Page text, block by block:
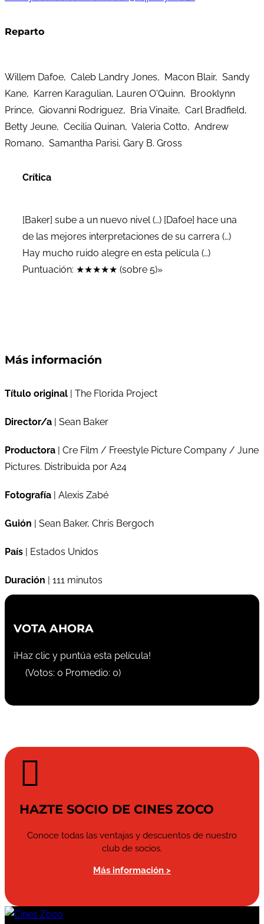
Reparto
Willem Dafoe, Caleb Landry Jones, Macon Blair, Sandy
Kane, Karren Karagulian, Lauren O'Quinn, Brooklynn
Prince, Giovanni Rodriguez, Bria Vinaite, Carl Bradfield,
Betty Jeune, Cecilia Quinan, Valeria Cotto, Andrew
Romano, Samantha Parisi, Gary B. Gross
Crítica
[Baker] sube a un nuevo nivel (…) [Dafoe] hace una
de las mejores interpretaciones de su carrera (…)
Hay mucho ruido alegre en esta película (…)
Puntuación: ★★★★★ (sobre 5)»
Más información
Título original | The Florida Project
Director/a | Sean Baker
Productora | Cre Film / Freestyle Picture Company / June
Pictures. Distribuida por A24
Fotografía | Alexis Zabé
Guión | Sean Baker, Chris Bergoch
País | Estados Unidos
Duración | 111 minutos
VOTA AHORA
¡Haz clic y puntúa esta película!
(Votos: 0 Promedio: 0)

HAZTE SOCIO DE CINES ZOCO
Conoce todas las ventajas y descuentos de nuestro
club de socios.
Más información >